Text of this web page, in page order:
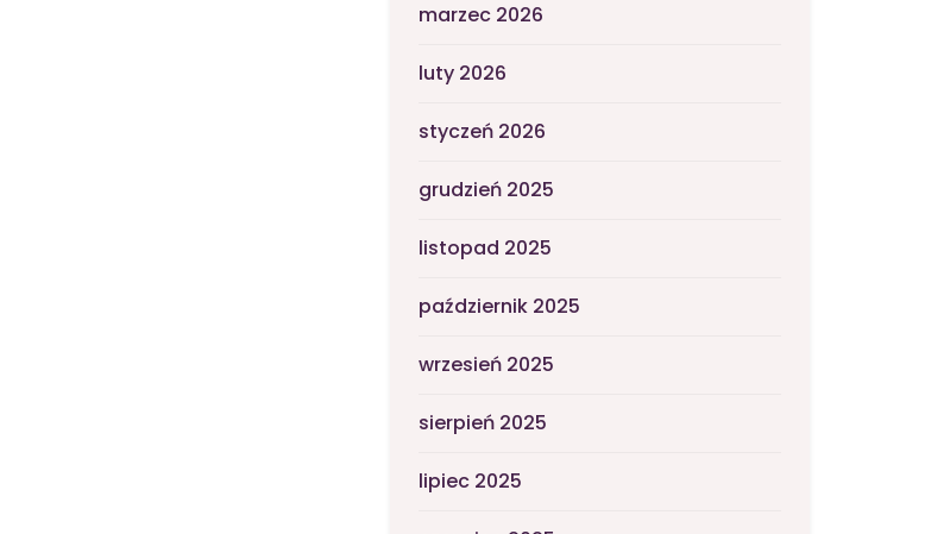
marzec 2026
luty 2026
styczeń 2026
grudzień 2025
listopad 2025
październik 2025
wrzesień 2025
sierpień 2025
lipiec 2025